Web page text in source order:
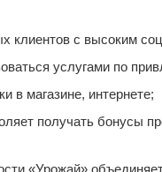
клиентов с высоким
услугами по
в магазине, интернете;
получать бонусы
«Урожай»